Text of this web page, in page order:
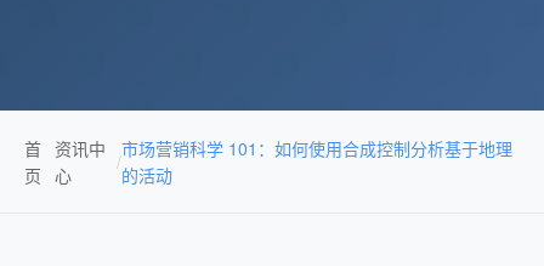
首
页
资讯中
心
/
市场营销科学 101：如何使用合成控制分析基于地理
的活动